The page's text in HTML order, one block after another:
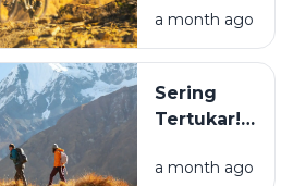
Sebelum
Beli: Mana
Cocok
Buat
a month ago
Sering
Tertukar!
Perbedaan
a month ago